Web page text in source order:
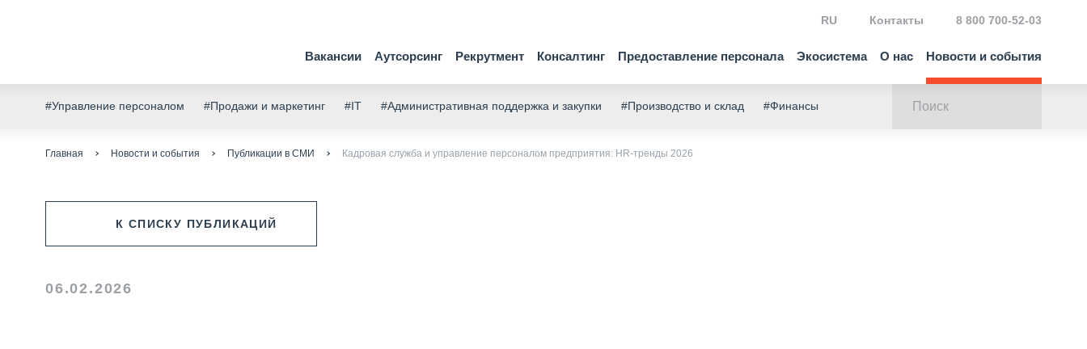
Вакансии Аутсорсинг Рекрутмент Консалтинг Предоставление персонала Экосистема О нас Новости и события
RU Контакты 8 800 700-52-03
#Управление персоналом #Продажи и маркетинг #IT #Административная поддержка и закупки #Производство и склад #Финансы
Главная Новости и события Публикации в СМИ Кадровая служба и управление персоналом предприятия: HR-тренды 2026
К СПИСКУ ПУБЛИКАЦИЙ
06.02.2026